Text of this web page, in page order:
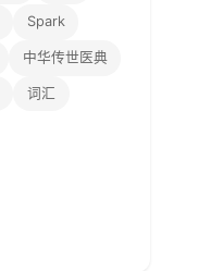
Spark
中华传世医典
词汇